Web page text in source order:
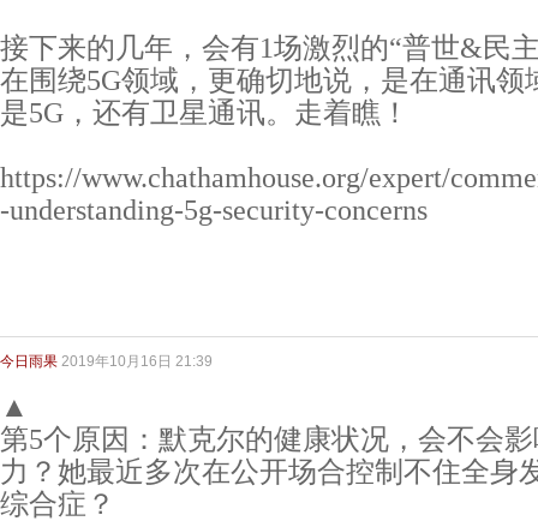
接下来的几年，会有1场激烈的“普世&民
在围绕5G领域，更确切地说，是在通讯
是5G，还有卫星通讯。走着瞧！
https://www.chathamhouse.org/expert/
-understanding-5g-security-concerns
今日雨果 2019年10月16日 21:39
▲
第5个原因：默克尔的健康状况，会不会
力？她最近多次在公开场合控制不住全身
综合症？